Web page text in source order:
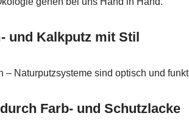
und Kalkputz mit Stil
Naturputzsysteme sind optisch und
Farb- und Schutzlacke